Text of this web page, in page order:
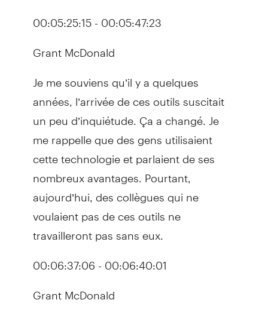
00:05:25:15 - 00:05:47:23
Grant McDonald
Je me souviens qu’il y a quelques
années, l’arrivée de ces outils suscitait
un peu d’inquiétude. Ça a changé. Je
me rappelle que des gens utilisaient
cette technologie et parlaient de ses
nombreux avantages. Pourtant,
aujourd’hui, des collègues qui ne
voulaient pas de ces outils ne
travailleront pas sans eux.
00:06:37:06 - 00:06:40:01
Grant McDonald